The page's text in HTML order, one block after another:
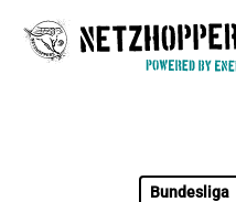
Bundesliga